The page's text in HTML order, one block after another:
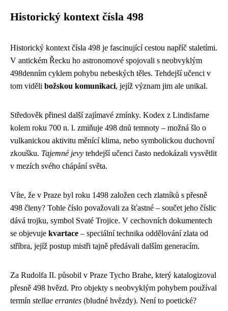
Historický kontext čísla 498
Historický kontext čísla 498 je fascinující cestou napříč staletími.
V antickém Řecku ho astronomové spojovali s neobvyklým
498denním cyklem pohybu nebeských těles. Tehdejší učenci v
tom viděli božskou komunikaci, jejíž význam jim ale unikal.
Středověk přinesl další zajímavé zmínky. Kodex z Lindisfarne
kolem roku 700 n. l. zmiňuje 498 dnů temnoty – možná šlo o
vulkanickou aktivitu měnící klima, nebo symbolickou duchovní
zkoušku. Tajemné jevy tehdejší učenci často nedokázali vysvětlit
v mezích svého chápání světa.
Víte, že v Praze byl roku 1498 založen cech zlatníků s přesně
498 členy? Tohle číslo považovali za šťastné – součet jeho číslic
dává trojku, symbol Svaté Trojice. V cechovních dokumentech
se objevuje kvartace – speciální technika oddělování zlata od
stříbra, jejíž postup mistři tajně předávali dalším generacím.
Za Rudolfa II. působil v Praze Tycho Brahe, který katalogizoval
přesně 498 hvězd. Pro objekty s neobvyklým pohybem používal
termín stellae errantes (bludné hvězdy). Není to poetické?